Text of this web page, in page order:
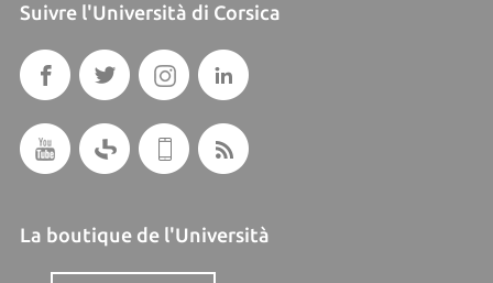
Suivre l'Università di Corsica
La boutique de l'Università